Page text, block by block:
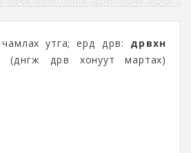
утга; ердөө дөрөв: дөрөвхөн
(дөнгөж дөрөв хонуут мартах)